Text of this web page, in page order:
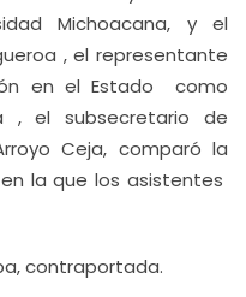
Michoacana, y el
, el representante
en el Estado como
, el subsecretario de
Ceja, comparó la
la que los asistentes
contraportada.